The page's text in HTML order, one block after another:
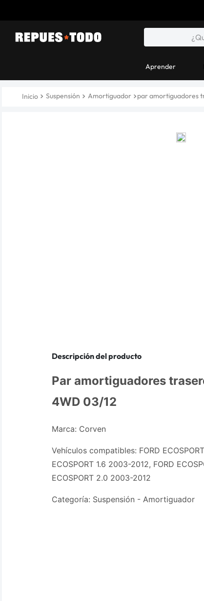
Aprender
Suspensión Amortiguador par amortiguadores
Descripción del producto
Par amortiguadores
4WD 03/12
Marca: Corven
Vehículos compatibles: FORD
ECOSPORT 1.6 2003-2012, FORD
ECOSPORT 2.0 2003-2012
Categoría: Suspensión - Amortiguador